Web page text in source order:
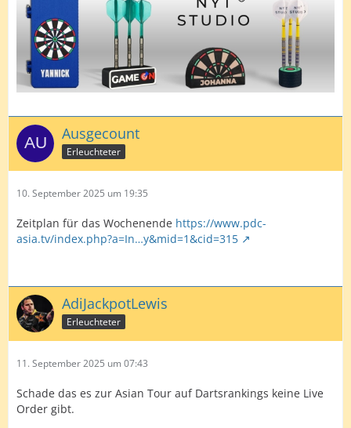
Ausgecount
Erleuchteter
10. September 2025 um 19:35
Zeitplan für das Wochenende https://www.pdc-
asia.tv/index.php?a=In…y&mid=1&cid=315
AdiJackpotLewis
Erleuchteter
11. September 2025 um 07:43
Schade das es zur Asian Tour auf Dartsrankings keine Live
Order gibt.